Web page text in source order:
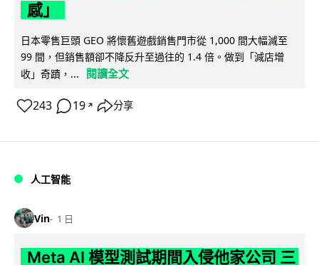
感」
日本零售巨頭 GEO 將懷舊遊戲銷售門市從 1,000 間大幅減至
99 間，但銷售額卻不降反升至過往的 1.4 倍。做到「減店增
收」奇蹟，...
閱讀全文
243 19 ↗ 分享
人工智能
Vin 1 日
Meta AI 模型測試期間入侵他家公司 三